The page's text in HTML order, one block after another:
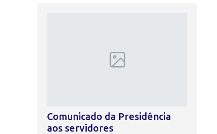
Comunicado da Presidência
aos servidores